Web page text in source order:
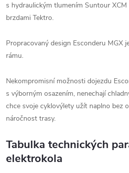
s hydraulickým tlumením Suntour
brzdami Tektro.
Propracovaný design Esconderu MGX
rámu.
Nekompromisní možnosti dojezdu
s výborným osazením, nenechají
chce svoje cyklovýlety užít naplno bez
náročnost trasy.
Tabulka technických
elektrokola